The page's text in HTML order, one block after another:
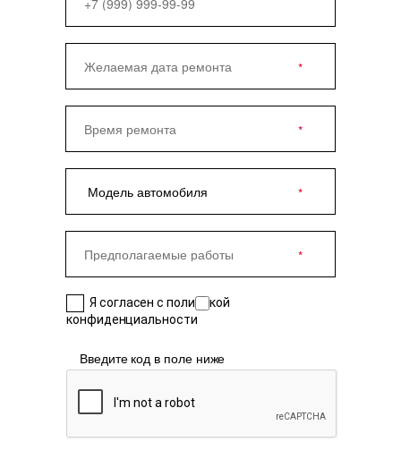
Я согласен с политикой
конфиденциальности
Введите код в поле ниже